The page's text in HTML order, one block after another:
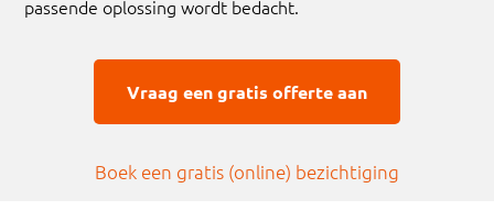
passende oplossing wordt bedacht.
Vraag een gratis offerte aan
Boek een gratis (online) bezichtiging